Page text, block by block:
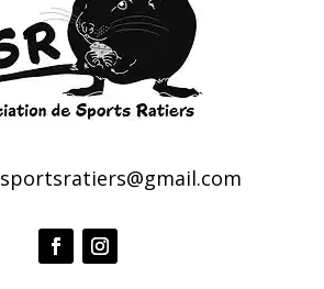
sportsratiers@gmail.com